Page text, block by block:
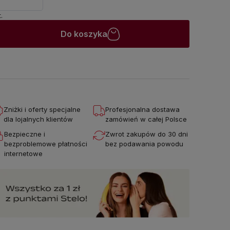
Do koszyka
Zniżki i oferty specjalne
dla lojalnych klientów
Profesjonalna dostawa
zamówień w całej Polsce
Bezpieczne i
bezproblemowe płatności
internetowe
Zwrot zakupów do 30 dni
bez podawania powodu